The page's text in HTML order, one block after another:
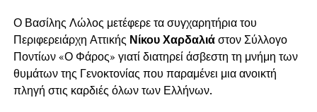
Ο Βασίλης Λώλος μετέφερε τα συγχαρητήρια του
Περιφερειάρχη Αττικής Νίκου Χαρδαλιάστον Σύλλογο
Ποντίων «Ο Φάρος» γιατί διατηρεί άσβεστη τη μνήμη των
θυμάτων της Γενοκτονίας που παραμένει μια ανοικτή
πληγή στις καρδιές όλων των Ελλήνων.